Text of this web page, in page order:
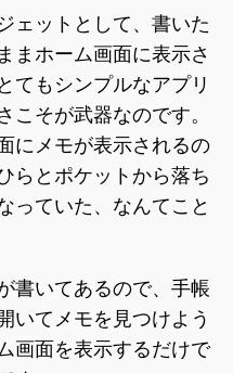
ェットとして、書いた
まホーム画面に表示さ
てもシンプルなアプリ
こそが武器なのです。
にメモが表示されるの
らとポケットから落ち
っていた、なんてこと
書いてあるので、手帳
いてメモを見つけよう
画面を表示するだけで